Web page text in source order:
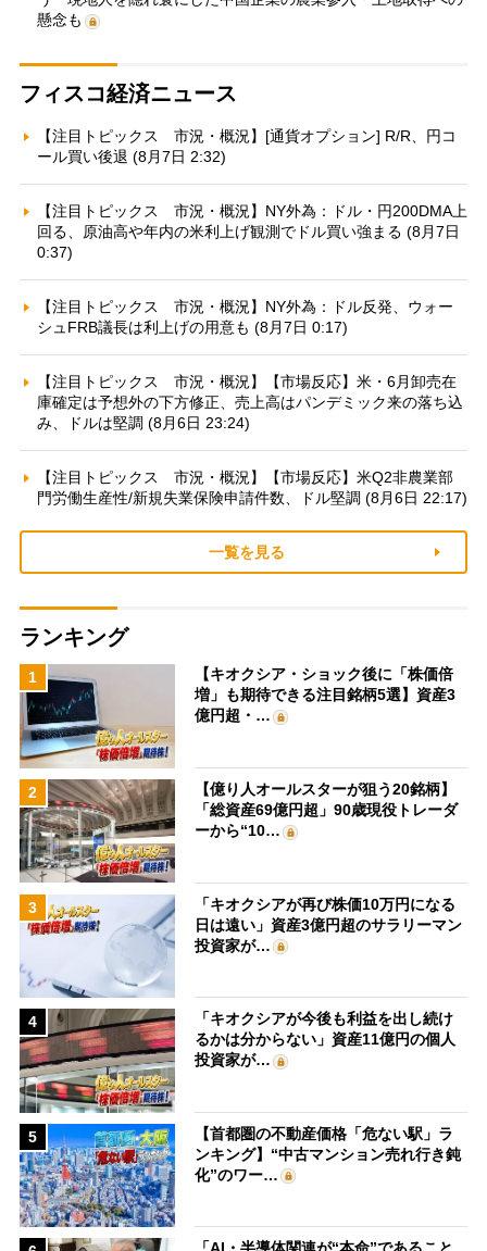
懸念も
フィスコ経済ニュース
【注目トピックス 市況・概況】[通貨オプション] R/R、円コ
ール買い後退 (8月7日 2:32)
【注目トピックス 市況・概況】NY外為：ドル・円200DMA上
回る、原油高や年内の米利上げ観測でドル買い強まる (8月7日
0:37)
【注目トピックス 市況・概況】NY外為：ドル反発、ウォー
シュFRB議長は利上げの用意も (8月7日 0:17)
【注目トピックス 市況・概況】【市場反応】米・6月卸売在
庫確定は予想外の下方修正、売上高はパンデミック来の落ち込
み、ドルは堅調 (8月6日 23:24)
【注目トピックス 市況・概況】【市場反応】米Q2非農業部
門労働生産性/新規失業保険申請件数、ドル堅調 (8月6日 22:17)
一覧を見る
ランキング
1
【キオクシア・ショック後に「株価倍
増」も期待できる注目銘柄5選】資産3
億円超・…
2
【億り人オールスターが狙う20銘柄】
「総資産69億円超」90歳現役トレーダ
ーから“10…
3
「キオクシアが再び株価10万円になる
日は遠い」資産3億円超のサラリーマン
投資家が…
4
「キオクシアが今後も利益を出し続け
るかは分からない」資産11億円の個人
投資家が…
5
【首都圏の不動産価格「危ない駅」ラ
ンキング】“中古マンション売れ行き鈍
化”のワー…